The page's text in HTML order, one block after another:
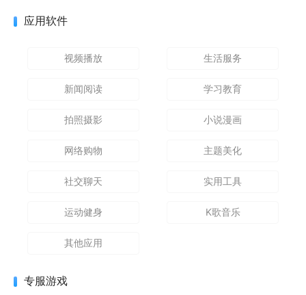
应用软件
视频播放 生活服务
新闻阅读 学习教育
拍照摄影 小说漫画
网络购物 主题美化
社交聊天 实用工具
运动健身 K歌音乐
其他应用
专服游戏